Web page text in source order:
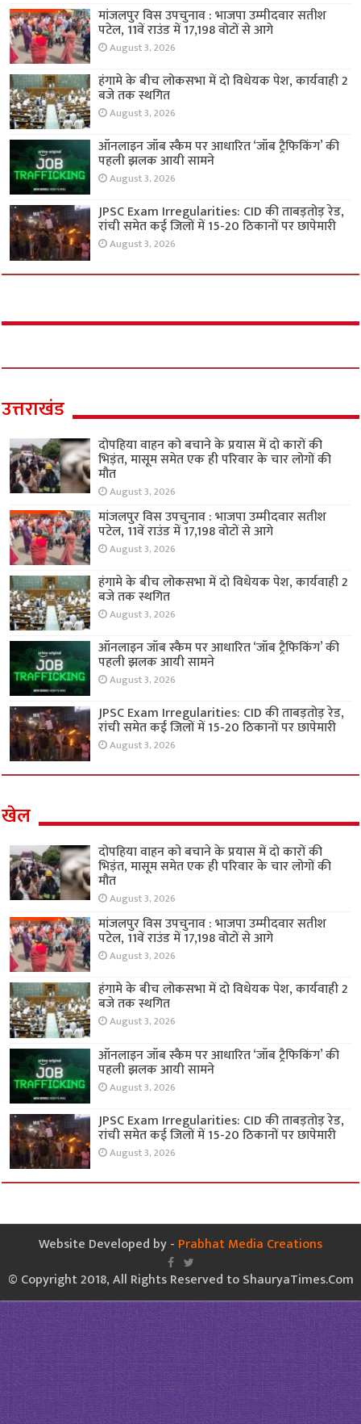
मांजलपुर विस उपचुनाव : भाजपा उम्मीदवार सतीश
पटेल, 11वें राउंड में 17,198 वोटों से आगे
August 3, 2026
हंगामे के बीच लोकसभा में दो विधेयक पेश, कार्यवाही 2
बजे तक स्थगित
August 3, 2026
ऑनलाइन जॉब स्कैम पर आधारित ‘जॉब ट्रैफिकिंग’ की
पहली झलक आयी सामने
August 3, 2026
JPSC Exam Irregularities: CID की ताबड़तोड़ रेड,
रांची समेत कई जिलों में 15-20 ठिकानों पर छापेमारी
August 3, 2026
उत्तराखंड
दोपहिया वाहन को बचाने के प्रयास में दो कारों की
भिड़ंत, मासूम समेत एक ही परिवार के चार लोगों की
मौत
August 3, 2026
मांजलपुर विस उपचुनाव : भाजपा उम्मीदवार सतीश
पटेल, 11वें राउंड में 17,198 वोटों से आगे
August 3, 2026
हंगामे के बीच लोकसभा में दो विधेयक पेश, कार्यवाही 2
बजे तक स्थगित
August 3, 2026
ऑनलाइन जॉब स्कैम पर आधारित ‘जॉब ट्रैफिकिंग’ की
पहली झलक आयी सामने
August 3, 2026
JPSC Exam Irregularities: CID की ताबड़तोड़ रेड,
रांची समेत कई जिलों में 15-20 ठिकानों पर छापेमारी
August 3, 2026
खेल
दोपहिया वाहन को बचाने के प्रयास में दो कारों की
भिड़ंत, मासूम समेत एक ही परिवार के चार लोगों की
मौत
August 3, 2026
मांजलपुर विस उपचुनाव : भाजपा उम्मीदवार सतीश
पटेल, 11वें राउंड में 17,198 वोटों से आगे
August 3, 2026
हंगामे के बीच लोकसभा में दो विधेयक पेश, कार्यवाही 2
बजे तक स्थगित
August 3, 2026
ऑनलाइन जॉब स्कैम पर आधारित ‘जॉब ट्रैफिकिंग’ की
पहली झलक आयी सामने
August 3, 2026
JPSC Exam Irregularities: CID की ताबड़तोड़ रेड,
रांची समेत कई जिलों में 15-20 ठिकानों पर छापेमारी
August 3, 2026
Website Developed by - Prabhat Media Creations
© Copyright 2018, All Rights Reserved to ShauryaTimes.Com